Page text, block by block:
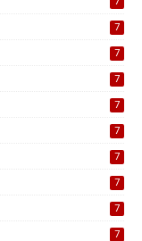
7
7
7
7
7
7
7
7
7